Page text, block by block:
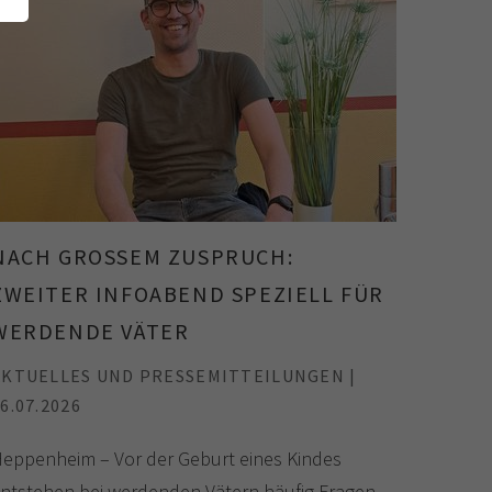
GROSSEM ZUSPRUCH: Z
INFOABEND SPEZIELL FÜR W
VÄTER
UND PRESSEMITTEILUNGEN |
– Vor der Geburt eines Kindes